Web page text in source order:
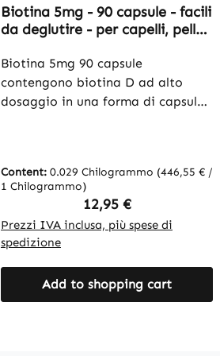
Biotina 5mg - 90 capsule - facili
da deglutire - per capelli, pelle,
Warnke Vitalstoffe
Biotina 5mg 90 capsule
contengono biotina D ad alto
dosaggio in una forma di capsula
Altri ingredienti includono
cellulosa microcristallina come
agente di carica,
idrossipropilmetilcellulosa come
involucro vegetale della capsula e
L-leucina come antiagglomerante.
Warnke Vitalstoffe - Qualità
Content: 0.029 Chilogrammo (446,55 € /
1 Chilogrammo)
Regular price:
12,95 €
Prezzi IVA inclusa, più spese di
spedizione
Add to shopping cart